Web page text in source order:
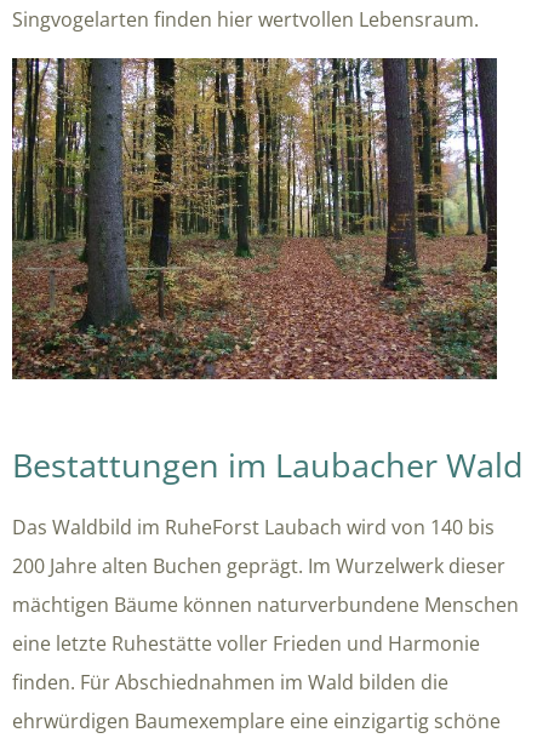
Singvogelarten finden hier wertvollen Lebensraum.
Bestattungen im Laubacher Wald
Das Waldbild im RuheForst Laubach wird von 140 bis
200 Jahre alten Buchen geprägt. Im Wurzelwerk dieser
mächtigen Bäume können naturverbundene Menschen
eine letzte Ruhestätte voller Frieden und Harmonie
finden. Für Abschiednahmen im Wald bilden die
ehrwürdigen Baumexemplare eine einzigartig schöne